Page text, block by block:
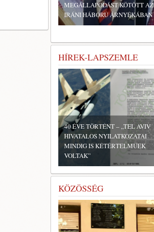
MEGÁLLAPODÁST KÖTÖTT AZ
IRÁNI HÁBORÚ ÁRNYÉKÁBAN
HÍREK-LAPSZEMLE
40 ÉVE TÖRTÉNT – „TEL AVIV
HIVATALOS NYILATKOZATAI
MINDIG IS KÉTÉRTELMŰEK
VOLTAK”
KÖZÖSSÉG